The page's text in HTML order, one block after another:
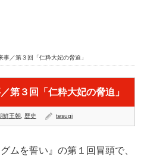
事／第３回「仁粋大妃の脅迫」
第３回「仁粋大妃の脅迫」
鮮王朝 歴史 tesugi
ムを誓い』の第１回冒頭で、